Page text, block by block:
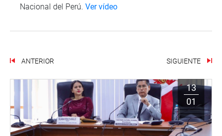
Nacional del Perú. Ver vídeo
ANTERIOR SIGUIENTE
13
01